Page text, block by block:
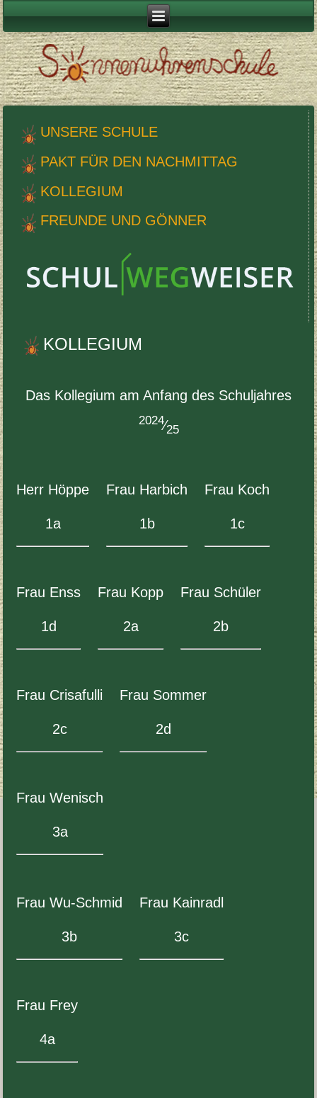
UNSERE SCHULE
PAKT FÜR DEN NACHMITTAG
KOL­LEGIUM
FRE­UNDE UND GÖNNER
KOL­LEGIUM
Das Kol­legium am Anfang des Schul­jahres
2024⁄25
Herr Höppe
1a
Frau Har­bich
1b
Frau Koch
1c
Frau Enss
1d
Frau Kopp
2a
Frau Schüler
2b
Frau Crisa­fulli
2c
Frau Som­mer
2d
Frau Wenisch
3a
Frau Wu-​Schmid
3b
Frau Kain­radl
3c
Frau Frey
4a